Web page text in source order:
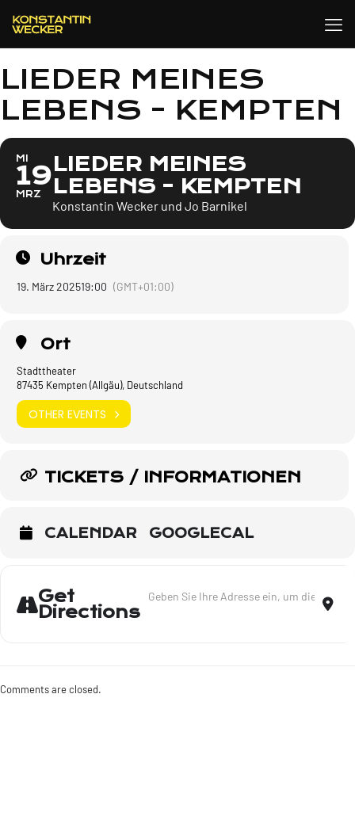
LIEDER MEINES
LEBENS - KEMPTEN
MI
19
MRZ
LIEDER MEINES
LEBENS - KEMPTEN
Konstantin Wecker und Jo Barnikel
Uhrzeit
19. März 202519:00 (GMT+01:00)
Ort
Stadttheater
87435 Kempten (Allgäu), Deutschland
OTHER EVENTS
TICKETS / INFORMATIONEN
CALENDAR GOOGLECAL
Get
Directions
Comments are closed.